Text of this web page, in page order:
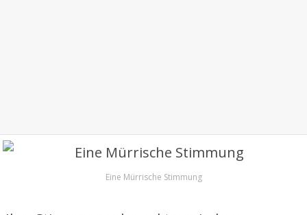
Eine Mürrische Stimmung